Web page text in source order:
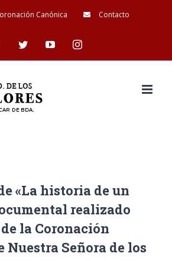
Canónica Contacto
FacebookTwitterYouTubeInstagram
«La historia de un
realizado
la Coronación
Nuestra Señora de los